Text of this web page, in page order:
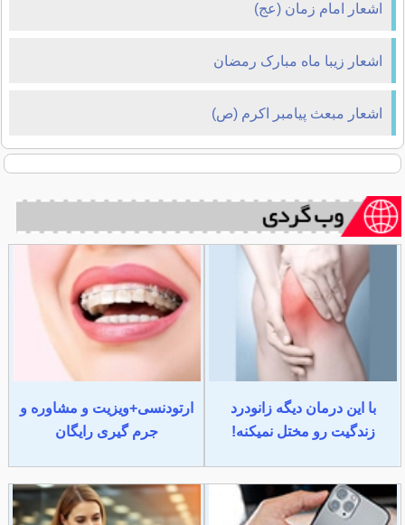
اشعار امام زمان (عج)
اشعار زیبا ماه مبارک رمضان
اشعار مبعث پیامبر اکرم (ص)
با این درمان دیگه زانودرد
زندگیت رو مختل نمیکنه!
ارتودنسی+ویزیت و مشاوره و
جرم گیری رایگان